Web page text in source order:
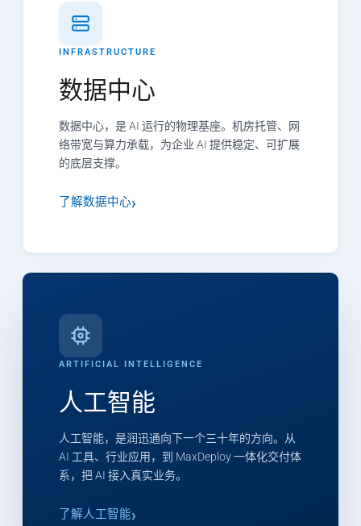
INFRASTRUCTURE
数据中心
数据中心，是 AI 运行的物理基座。机房托管、网
络带宽与算力承载，为企业 AI 提供稳定、可扩展
的底层支撑。
了解数据中心
ARTIFICIAL INTELLIGENCE
人工智能
人工智能，是润迅通向下一个三十年的方向。从
AI 工具、行业应用，到 MaxDeploy 一体化交付体
系，把 AI 接入真实业务。
了解人工智能